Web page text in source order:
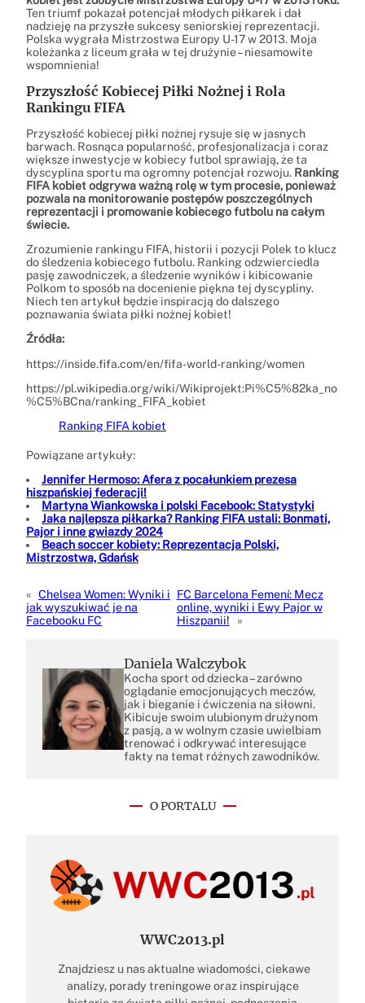
Ten triumf pokazał potencjał młodych piłkarek i dał
nadzieję na przyszłe sukcesy seniorskiej reprezentacji.
Polska wygrała Mistrzostwa Europy U-17 w 2013. Moja
koleżanka z liceum grała w tej drużynie – niesamowite
wspomnienia!
Przyszłość Kobiecej Piłki Nożnej i Rola
Rankingu FIFA
Przyszłość kobiecej piłki nożnej rysuje się w jasnych
barwach. Rosnąca popularność, profesjonalizacja i coraz
większe inwestycje w kobiecy futbol sprawiają, że ta
dyscyplina sportu ma ogromny potencjał rozwoju. Ranking
FIFA kobiet odgrywa ważną rolę w tym procesie, ponieważ
pozwala na monitorowanie postępów poszczególnych
reprezentacji i promowanie kobiecego futbolu na całym
świecie.
Zrozumienie rankingu FIFA, historii i pozycji Polek to klucz
do śledzenia kobiecego futbolu. Ranking odzwierciedla
pasję zawodniczek, a śledzenie wyników i kibicowanie
Polkom to sposób na docenienie piękna tej dyscypliny.
Niech ten artykuł będzie inspiracją do dalszego
poznawania świata piłki nożnej kobiet!
Źródła:
https://inside.fifa.com/en/fifa-world-ranking/women
https://pl.wikipedia.org/wiki/Wikiprojekt:Pi%C5%82ka_no
%C5%BCna/ranking_FIFA_kobiet
Ranking FIFA kobiet
Powiązane artykuły:
Jennifer Hermoso: Afera z pocałunkiem prezesa
hiszpańskiej federacji!
Martyna Wiankowska i polski Facebook: Statystyki
Jaka najlepsza piłkarka? Ranking FIFA ustali: Bonmati,
Pajor i inne gwiazdy 2024
Beach soccer kobiety: Reprezentacja Polski,
Mistrzostwa, Gdańsk
« Chelsea Women: Wyniki i
jak wyszukiwać je na
Facebooku FC
FC Barcelona Femení: Mecz
online, wyniki i Ewy Pajor w
Hiszpanii!
»
Daniela Walczybok
Kocha sport od dziecka – zarówno
oglądanie emocjonujących meczów,
jak i bieganie i ćwiczenia na siłowni.
Kibicuje swoim ulubionym drużynom
z pasją, a w wolnym czasie uwielbiam
trenować i odkrywać interesujące
fakty na temat różnych zawodników.
O PORTALU
WWC2013.pl
Znajdziesz u nas aktualne wiadomości, ciekawe
analizy, porady treningowe oraz inspirujące